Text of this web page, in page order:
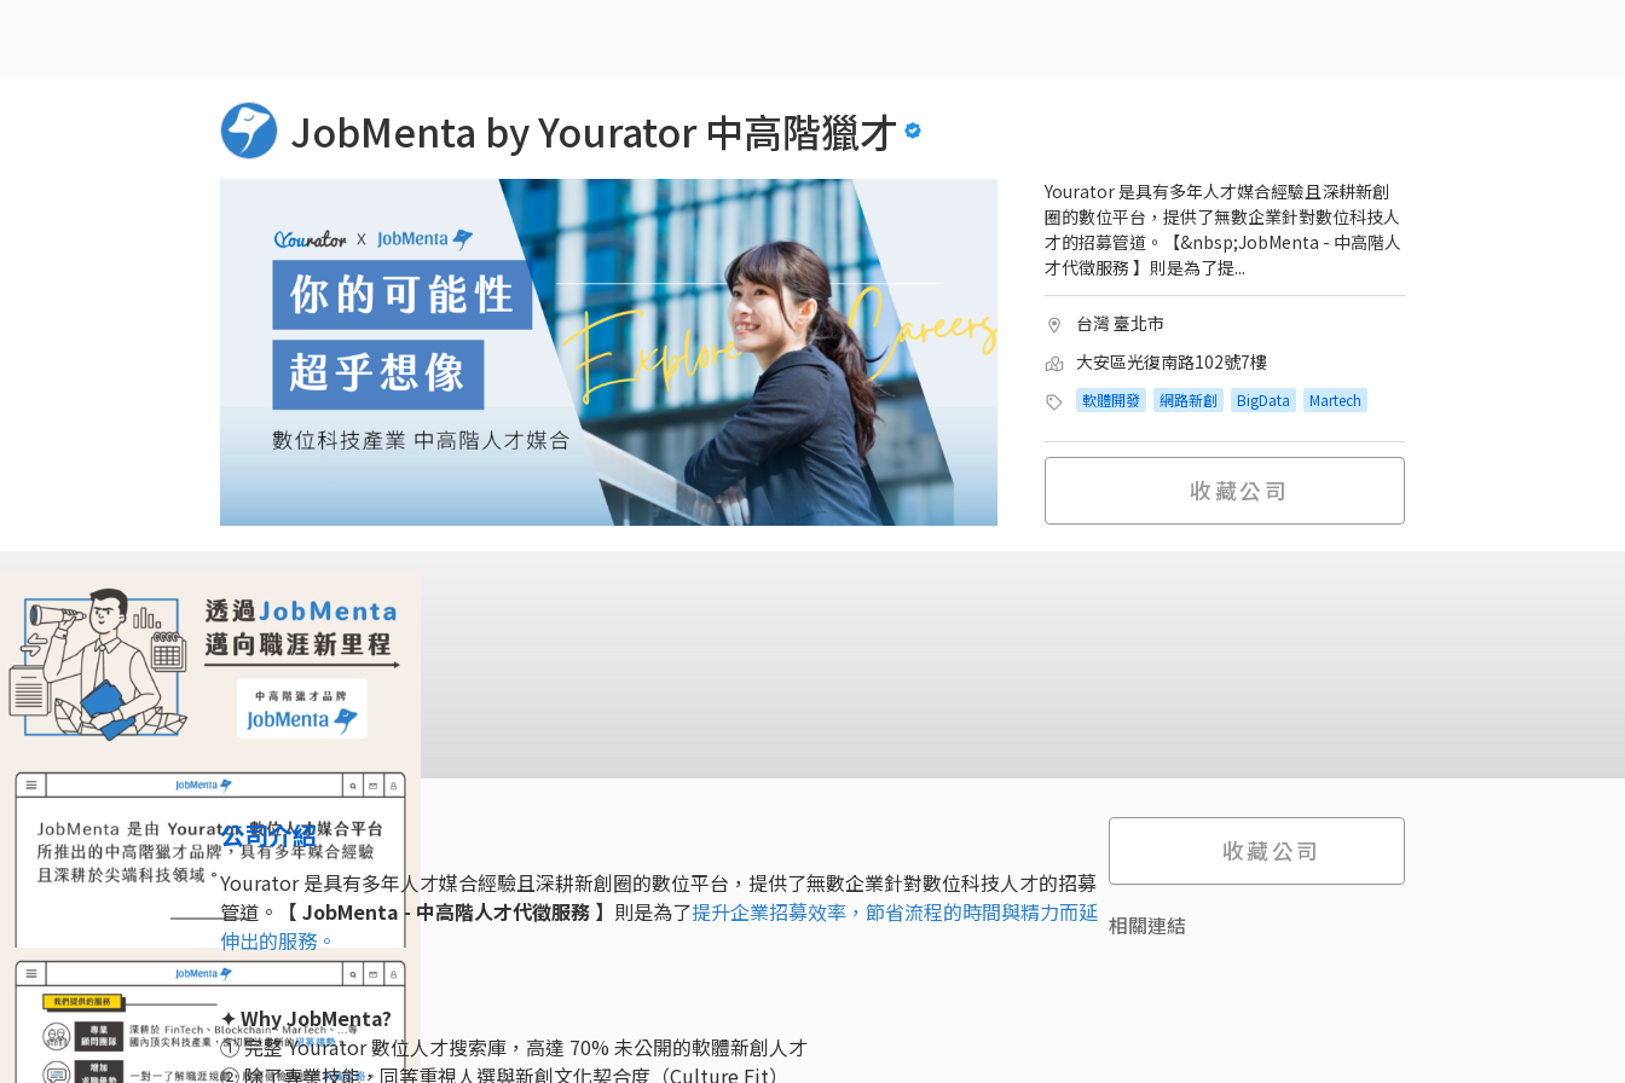
JobMenta by Yourator 中高階獵才
Yourator 是具有多年人才媒合經驗且深耕新創
圈的數位平台，提供了無數企業針對數位科技人
才的招募管道。【&nbsp;JobMenta - 中高階人
才代徵服務 】則是為了提...
台灣 臺北市
大安區光復南路102號7樓
軟體開發 網路新創 BigData Martech
收藏公司
公司介紹
Yourator 是具有多年人才媒合經驗且深耕新創圈的數位平台，提供了無數企業針對數位科技人才的招募
管道。
【 JobMenta - 中高階人才代徵服務 】 則是為了提升企業招募效率，節省流程的時間與精力而延
伸出的服務。
✦ Why JobMenta?
① 完整 Yourator 數位人才搜索庫，高達 70% 未公開的軟體新創人才
② 除了專業技能，同等重視人選與新創文化契合度（Culture Fit）
收藏公司
相關連結